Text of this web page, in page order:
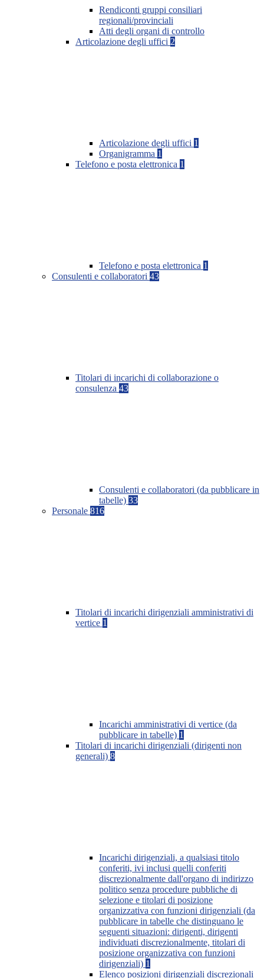
Rendiconti gruppi consiliari
regionali/provinciali
Atti degli organi di controllo
Articolazione degli uffici 2
Articolazione degli uffici 1
Organigramma 1
Telefono e posta elettronica 1
Telefono e posta elettronica 1
Consulenti e collaboratori 43
Titolari di incarichi di collaborazione o
consulenza 43
Consulenti e collaboratori (da pubblicare in
tabelle) 33
Personale 816
Titolari di incarichi dirigenziali amministrativi di
vertice 1
Incarichi amministrativi di vertice (da
pubblicare in tabelle) 1
Titolari di incarichi dirigenziali (dirigenti non
generali) 8
Incarichi dirigenziali, a qualsiasi titolo
conferiti, ivi inclusi quelli conferiti
discrezionalmente dall'organo di indirizzo
politico senza procedure pubbliche di
selezione e titolari di posizione
organizzativa con funzioni dirigenziali (da
pubblicare in tabelle che distinguano le
seguenti situazioni: dirigenti, dirigenti
individuati discrezionalmente, titolari di
posizione organizzativa con funzioni
dirigenziali) 1
Elenco posizioni dirigenziali discrezionali